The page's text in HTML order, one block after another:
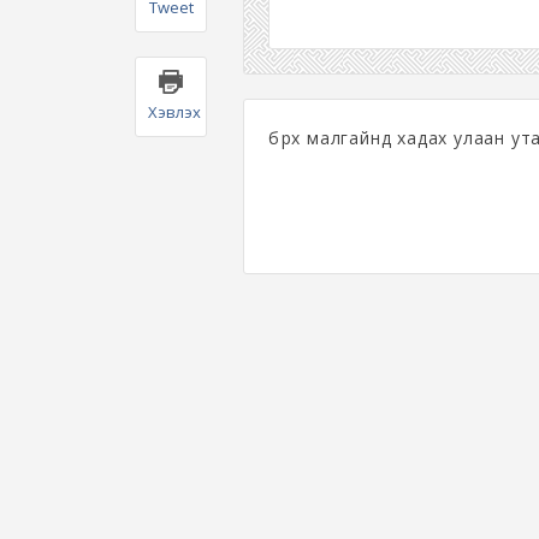
Tweet
Хэвлэх
бүрх малгайнд хадах улаан